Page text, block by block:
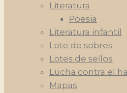
Literatura
Poesia
Literatura infantil
Lote de sobres
Lotes de sellos
Lucha contra el
Mapas